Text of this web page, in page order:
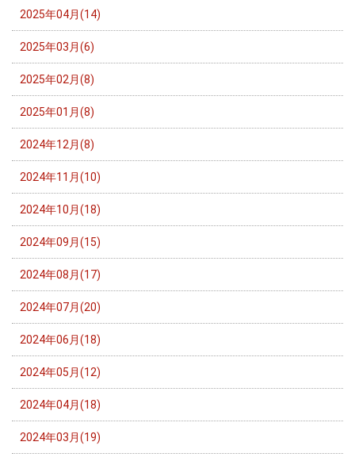
2025年04月(14)
2025年03月(6)
2025年02月(8)
2025年01月(8)
2024年12月(8)
2024年11月(10)
2024年10月(18)
2024年09月(15)
2024年08月(17)
2024年07月(20)
2024年06月(18)
2024年05月(12)
2024年04月(18)
2024年03月(19)